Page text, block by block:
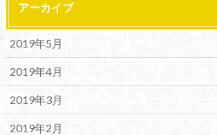
アーカイブ
2019年5月
2019年4月
2019年3月
2019年2月